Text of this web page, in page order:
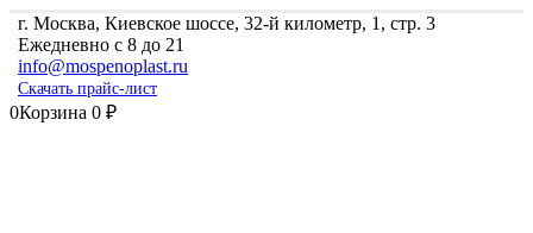
г. Москва, Киевское шоссе, 32-й километр, 1, стр. 3
Ежедневно с 8 до 21
info@mospenoplast.ru
Скачать прайс-лист
0Корзина 0 ₽